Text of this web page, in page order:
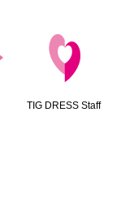
TIG DRESS Staff